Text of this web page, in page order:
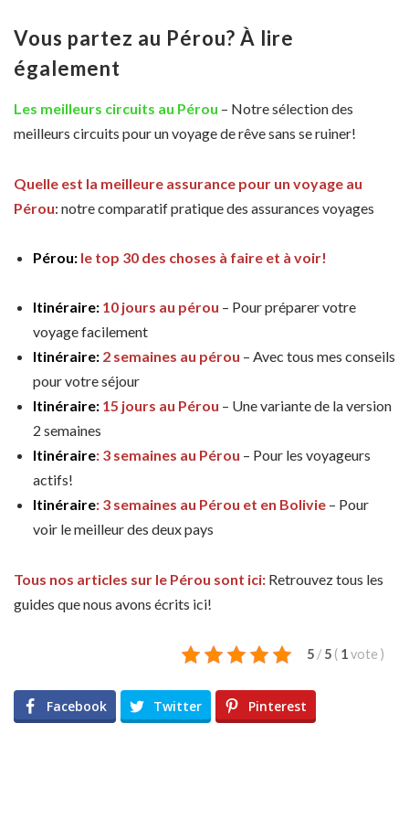
Vous partez au Pérou? À lire
également
Les meilleurs circuits au Pérou – Notre sélection des
meilleurs circuits pour un voyage de rêve sans se ruiner!
Quelle est la meilleure assurance pour un voyage au
Pérou: notre comparatif pratique des assurances voyages
Pérou: le top 30 des choses à faire et à voir!
Itinéraire: 10 jours au pérou – Pour préparer votre
voyage facilement
Itinéraire: 2 semaines au pérou – Avec tous mes conseils
pour votre séjour
Itinéraire: 15 jours au Pérou – Une variante de la version
2 semaines
Itinéraire: 3 semaines au Pérou – Pour les voyageurs
actifs!
Itinéraire: 3 semaines au Pérou et en Bolivie – Pour
voir le meilleur des deux pays
Tous nos articles sur le Pérou sont ici: Retrouvez tous les
guides que nous avons écrits ici!
5 / 5 ( 1vote )
Facebook Twitter Pinterest